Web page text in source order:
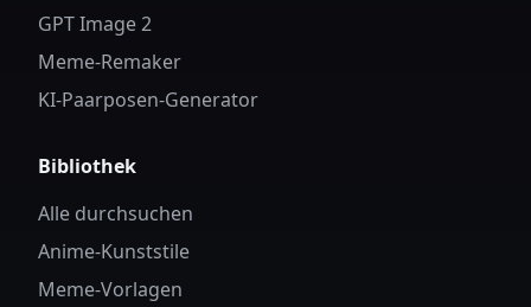
GPT Image 2
Meme-Remaker
KI-Paarposen-Generator
Bibliothek
Alle durchsuchen
Anime-Kunststile
Meme-Vorlagen